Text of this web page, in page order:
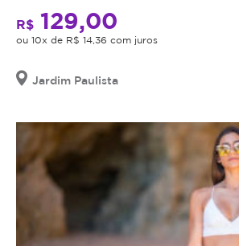
R$ 129,00
ou 10x de R$ 14,36 com juros
Jardim Paulista